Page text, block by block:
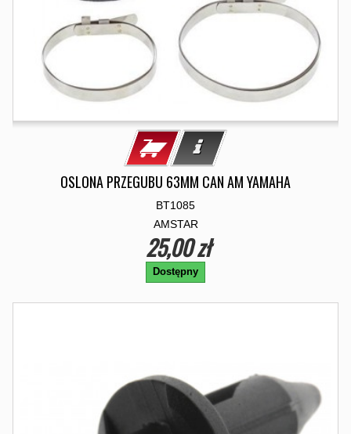
OSLONA PRZEGUBU 63MM CAN AM YAMAHA
BT1085
AMSTAR
25,00 zł
Dostępny